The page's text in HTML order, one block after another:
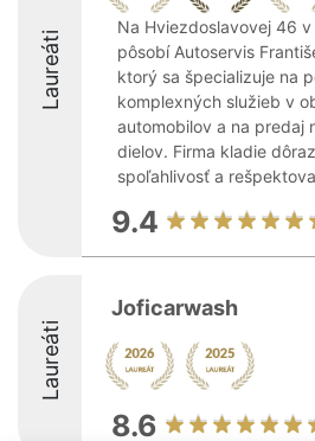
Laureáti
Na Hviezdoslavovej 46
pôsobí Autoservis
ktorý sa špecializuje na
komplexných služieb v
automobilov a na predaj
dielov. Firma kladie
spoľahlivosť a
9.4
Laureáti
Joficarwash
8.6